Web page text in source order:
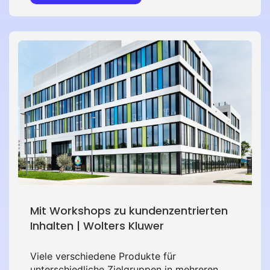
Mit Workshops zu kundenzentrierten
Inhalten | Wolters Kluwer
Viele verschiedene Produkte für